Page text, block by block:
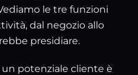
le tre funzioni
dal negozio allo
presidiare.
un potenziale cliente è